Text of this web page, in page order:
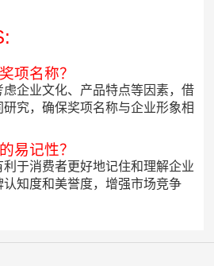
项名称？
企业文化、产品特点等因素，借
究，确保奖项名称与企业形象相
易记性？
于消费者更好地记住和理解企业
知度和美誉度，增强市场竞争